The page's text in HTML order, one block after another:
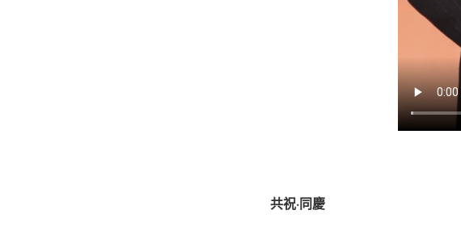
共祝·同慶